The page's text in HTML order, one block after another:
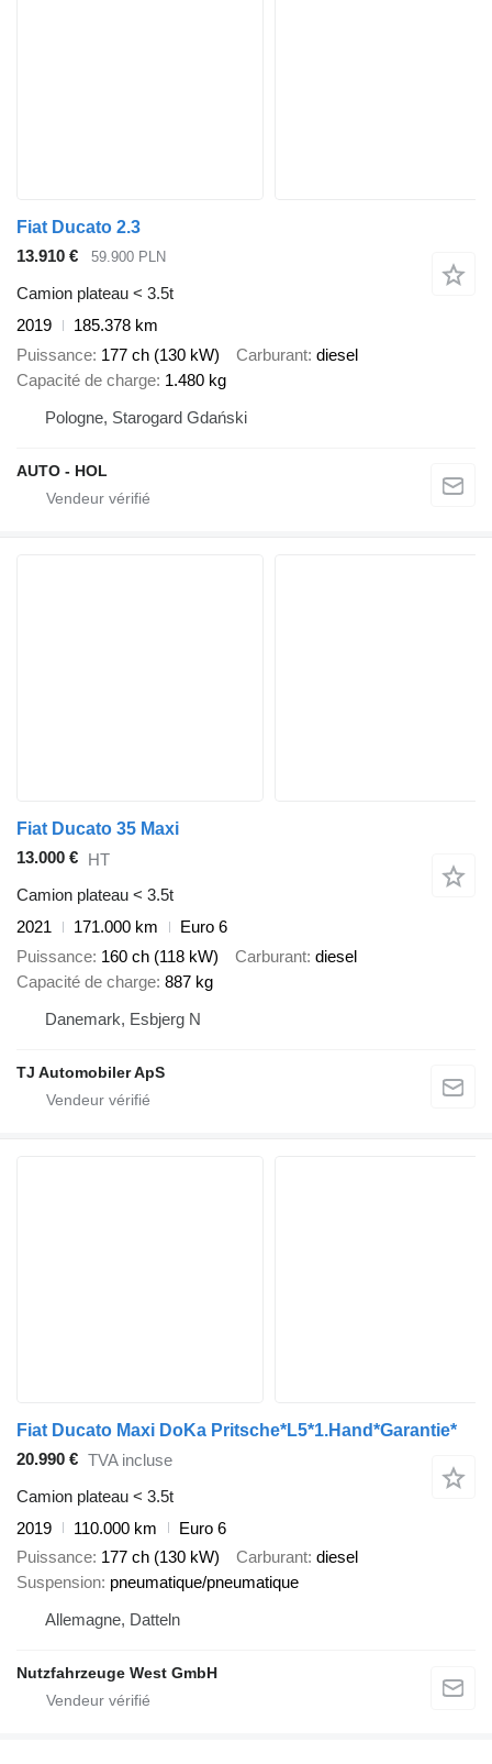
Fiat Ducato 2.3
13.910 €
59.900 PLN
Camion plateau < 3.5t
2019
185.378 km
Puissance 177 ch (130 kW) Carburant diesel
Capacité de charge 1.480 kg
Pologne, Starogard Gdański
AUTO - HOL
Fiat Ducato 35 Maxi
13.000 € HT
Camion plateau < 3.5t
2021
171.000 km
Euro 6
Puissance 160 ch (118 kW) Carburant diesel
Capacité de charge 887 kg
Danemark, Esbjerg N
TJ Automobiler ApS
Fiat Ducato Maxi DoKa Pritsche*L5*1.Hand*Garantie*
20.990 € TVA incluse
Camion plateau < 3.5t
2019
110.000 km
Euro 6
Puissance 177 ch (130 kW) Carburant diesel
Suspension pneumatique/pneumatique
Allemagne, Datteln
Nutzfahrzeuge West GmbH